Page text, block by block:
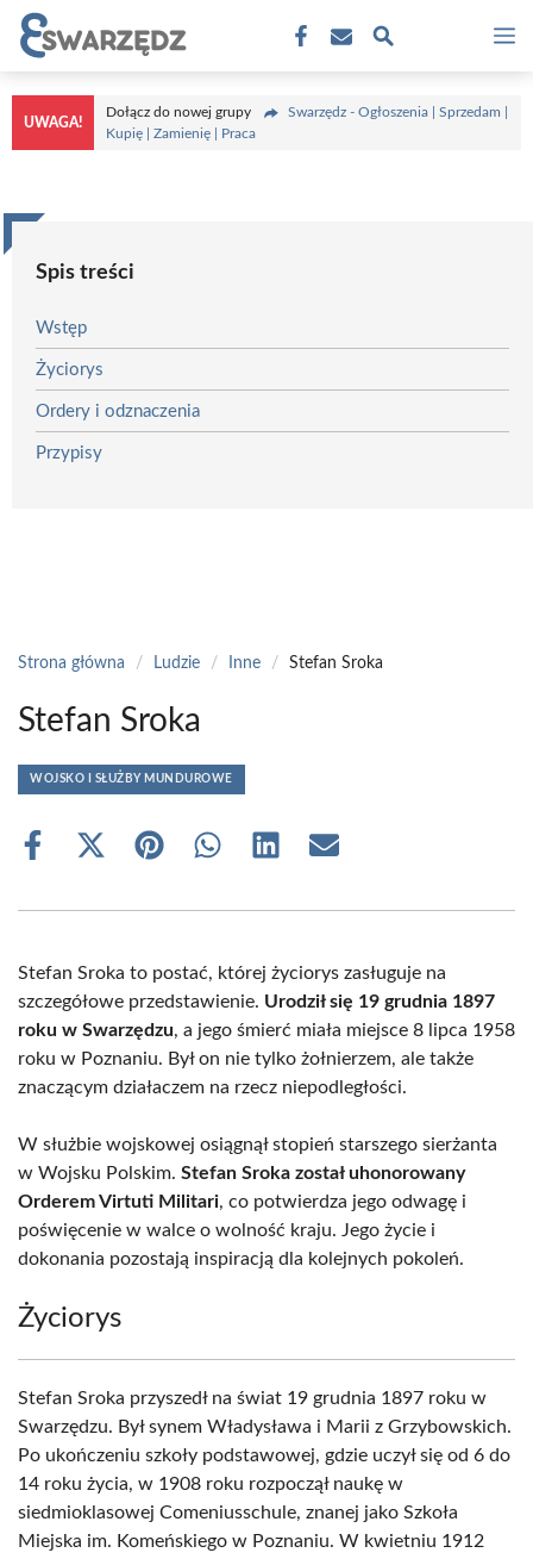
Przejdź
treści
UWAGA!
Dołącz do nowej grupy
Swarzędz - Ogłoszenia | Sprzedam |
Kupię | Zamienię | Praca
Spis treści
Wstęp
Życiorys
Ordery i odznaczenia
Przypisy
Strona główna / Ludzie / Inne / Stefan Sroka
Stefan Sroka
WOJSKO I SŁUŻBY MUNDUROWE
Share
Share
(Twitter)
Share Share Share Share
Stefan Sroka to postać, której życiorys zasługuje na
szczegółowe przedstawienie. Urodził się 19 grudnia 1897
roku w Swarzędzu, a jego śmierć miała miejsce 8 lipca 1958
roku w Poznaniu. Był on nie tylko żołnierzem, ale także
znaczącym działaczem na rzecz niepodległości.
W służbie wojskowej osiągnął stopień starszego sierżanta
w Wojsku Polskim. Stefan Sroka został uhonorowany
Orderem Virtuti Militari, co potwierdza jego odwagę i
poświęcenie w walce o wolność kraju. Jego życie i
dokonania pozostają inspiracją dla kolejnych pokoleń.
Życiorys
Stefan Sroka przyszedł na świat 19 grudnia 1897 roku w
Swarzędzu. Był synem Władysława i Marii z Grzybowskich.
Po ukończeniu szkoły podstawowej, gdzie uczył się od 6 do
14 roku życia, w 1908 roku rozpoczął naukę w
siedmioklasowej Comeniusschule, znanej jako Szkoła
Miejska im. Komeńskiego w Poznaniu. W kwietniu 1912